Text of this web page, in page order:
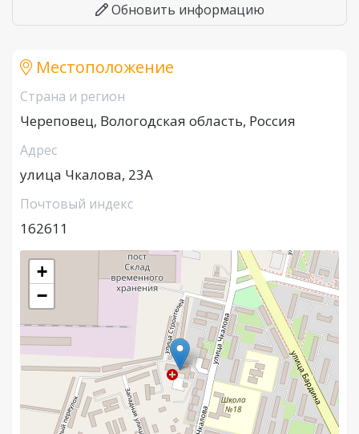
Обновить информацию
Местоположение
Страна и регион
Череповец, Вологодская область, Россия
Адрес
улица Чкалова, 23А
Почтовый индекс
162611
+
−